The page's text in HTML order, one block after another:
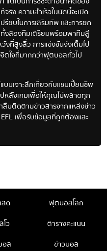
ริง ความสำเร็จในนัดนี้จะเปิด
รียบในการเสริมทัพ และการยก
ทั้งสองทีมเตรียมพร้อมพาทีมสู่
งที่สูงลิ่ว การแข่งขันจึงเต็มไป
ตใจที่มากกว่าฟุตบอลทั่วไป
บบเจาะลึกเกี่ยวกับแชมเปี้ยนชิพ
ลังเกมเพื่อให้คุณไม่พลาดทุก
มติดตามข่าวสารจากแหล่งข่าว
เพื่อรับข้อมูลที่ถูกต้องและ
ด
ฟุตบอลโลก
โว
ตารางคะแนน
อล
ข่าวบอล